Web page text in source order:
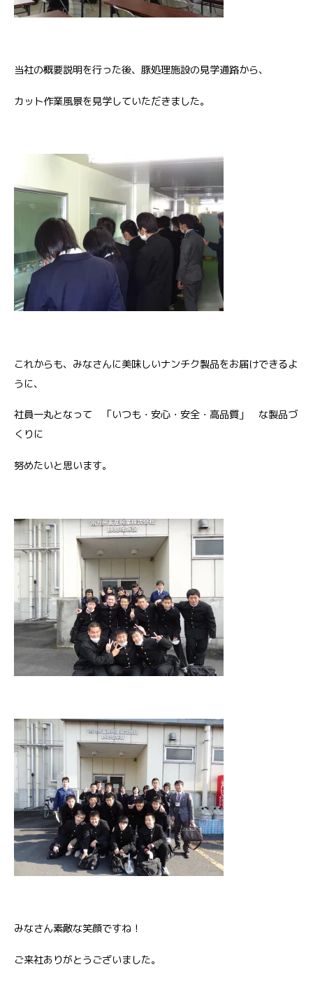
当社の概要説明を行った後、豚処理施設の見学通路から、
カット作業風景を見学していただきました。
これからも、みなさんに美味しいナンチク製品をお届けできるよ
うに、
社員一丸となって 「いつも・安心・安全・高品質」 な製品づ
くりに
努めたいと思います。
みなさん素敵な笑顔ですね！
ご来社ありがとうございました。